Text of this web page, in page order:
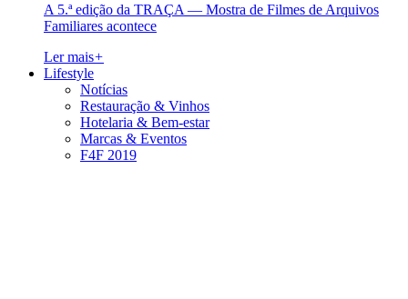
A 5.ª edição da TRAÇA — Mostra de Filmes de Arquivos
Familiares acontece
Ler mais+
Lifestyle
Notícias
Restauração & Vinhos
Hotelaria & Bem-estar
Marcas & Eventos
F4F 2019